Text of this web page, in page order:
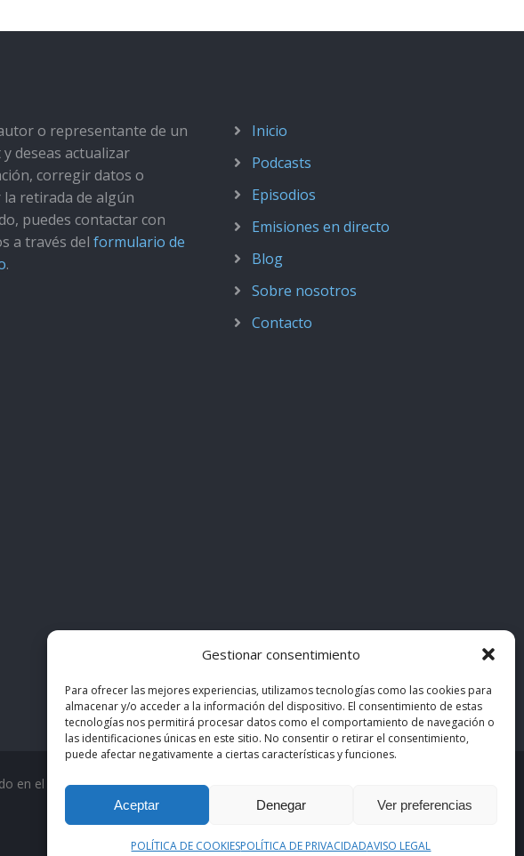
Gestionar consentimiento
Para ofrecer las mejores experiencias, utilizamos tecnologías como las cookies para
almacenar y/o acceder a la información del dispositivo. El consentimiento de estas
tecnologías nos permitirá procesar datos como el comportamiento de navegación o
las identificaciones únicas en este sitio. No consentir o retirar el consentimiento,
puede afectar negativamente a ciertas características y funciones.
Aceptar Denegar Ver preferencias
POLÍTICA DE COOKIESPOLÍTICA DE PRIVACIDADAVISO LEGAL
o representante de un
y deseas actualizar
corregir datos o
retirada de algún
puedes contactar con
a través del formulario de
.
Inicio
Podcasts
Episodios
Emisiones en directo
Blog
Sobre nosotros
Contacto
en el ecosistemacasiMedicos. Los contenidos pertenecen a sus autores